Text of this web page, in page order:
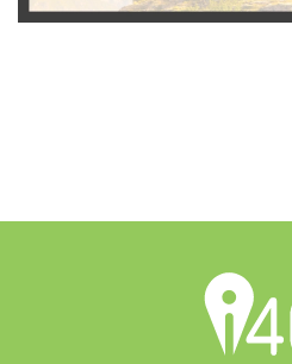
SCOPRI